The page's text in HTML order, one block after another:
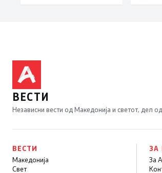
ВЕСТИ
Независни вести од Македонија и светот, дел
ВЕСТИ
Македонија
Свет
ЗА
За